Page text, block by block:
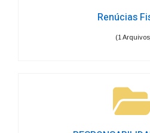
Renúcias
(1